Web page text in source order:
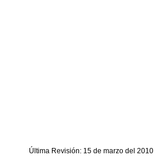
Última Revisión: 15 de marzo del 2010